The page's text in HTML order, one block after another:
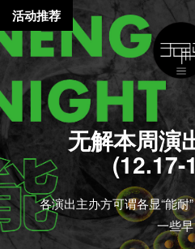
无解本周演
(12.17-
各演出主办方可谓各显“能耐
一些
活动推荐